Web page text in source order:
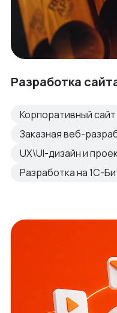
Разработка
Корпоративный сайт
Заказная веб-
UX\UI-дизайн и
Разработка на 1С-